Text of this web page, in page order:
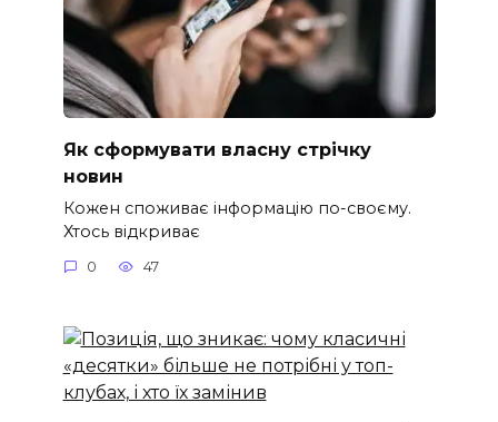
Як сформувати власну стрічку
новин
Кожен споживає інформацію по-своєму.
Хтось відкриває
0 47